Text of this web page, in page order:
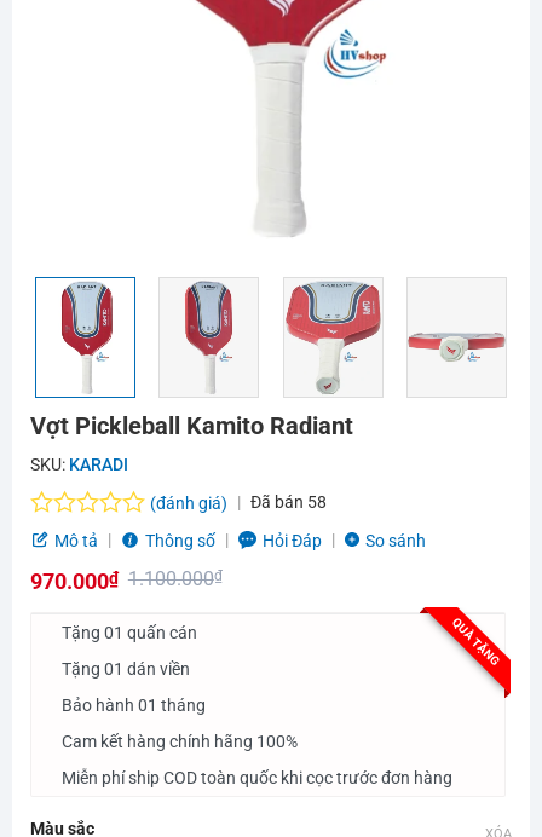
Vợt Pickleball Kamito Radiant
SKU: KARADI
Được
hạng
(đánh giá) Đã bán 58
Mô tả
Thông số Hỏi Đáp So sánh
1.100.000₫
1.100.000₫.
970.000₫
hiện
970.000₫.
QUÀ TẶNG
Tặng 01 quấn cán
Tặng 01 dán viền
Bảo hành 01 tháng
Cam kết hàng chính hãng 100%
Miễn phí ship COD toàn quốc khi cọc trước đơn hàng
Màu sắc XÓA